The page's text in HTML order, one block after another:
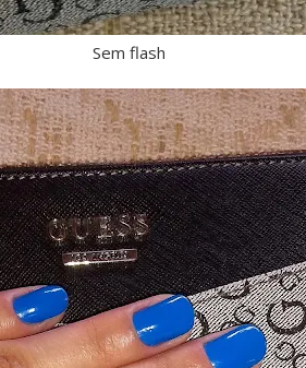
Sem flash